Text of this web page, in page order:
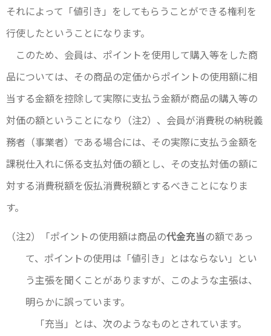
それによって「値引き」をしてもらうことができる権利を
行使したということになります。
このため、会員は、ポイントを使用して購入等をした商
品については、その商品の定価からポイントの使用額に相
当する金額を控除して実際に支払う金額が商品の購入等の
対価の額ということになり（注2）、会員が消費税の納税義
務者（事業者）である場合には、その実際に支払う金額を
課税仕入れに係る支払対価の額とし、その支払対価の額に
対する消費税額を仮払消費税額とするべきことになりま
す。
（注2）「ポイントの使用額は商品の代金充当の額であっ
て、ポイントの使用は「値引き」とはならない」とい
う主張を聞くことがありますが、このような主張は、
明らかに誤っています。
「充当」とは、次のようなものとされています。